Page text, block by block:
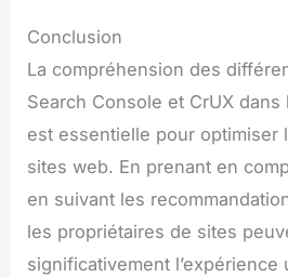
Conclusion
La compréhension des
Search Console et CrUX dans
est essentielle pour optimiser
sites web. En prenant en
en suivant les
les propriétaires de sites
significativement l’expérience